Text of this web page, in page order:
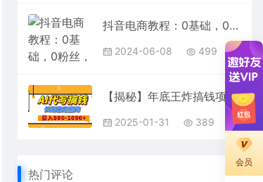
抖音电商教程：0基础，0粉丝，抖音带货100万（27节视频课）
2024-06-08 499
【揭秘】年底王炸搞钱项目，AI代写，纯执行力的项目，日入200-500+，灵活接单，多劳多得，稳定长期持久项目
2025-01-31 389
热门评论
会员